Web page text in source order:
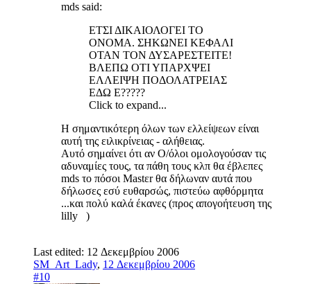
mds said:
ΕΤΣΙ ΔΙΚΑΙΟΛΟΓΕΙ ΤΟ
ΟΝΟΜΑ. ΣΗΚΩΝΕΙ ΚΕΦΑΛΙ
ΟΤΑΝ ΤΟΝ ΔΥΣΑΡΕΣΤΕΙΤΕ!
ΒΛΕΠΩ ΟΤΙ ΥΠΑΡΧΨΕΙ
ΕΛΛΕΙΨΗ ΠΟΔΟΛΑΤΡΕΙΑΣ
ΕΔΩ Ε?????
Click to expand...
Η σημαντικότερη όλων των ελλείψεων είναι
αυτή της ειλικρίνειας - αλήθειας.
Αυτό σημαίνει ότι αν Ο/όλοι ομολογούσαν τις
αδυναμίες τους, τα πάθη τους κλπ θα έβλεπες
mds το πόσοι Mastεr θα δήλωναν αυτά που
δήλωσες εσύ ευθαρσώς, πιστεύω αφθόρμητα
...και πολύ καλά έκανες (προς απογοήτευση της
lilly )
Last edited: 12 Δεκεμβρίου 2006
SM_Art_Lady, 12 Δεκεμβρίου 2006
#10